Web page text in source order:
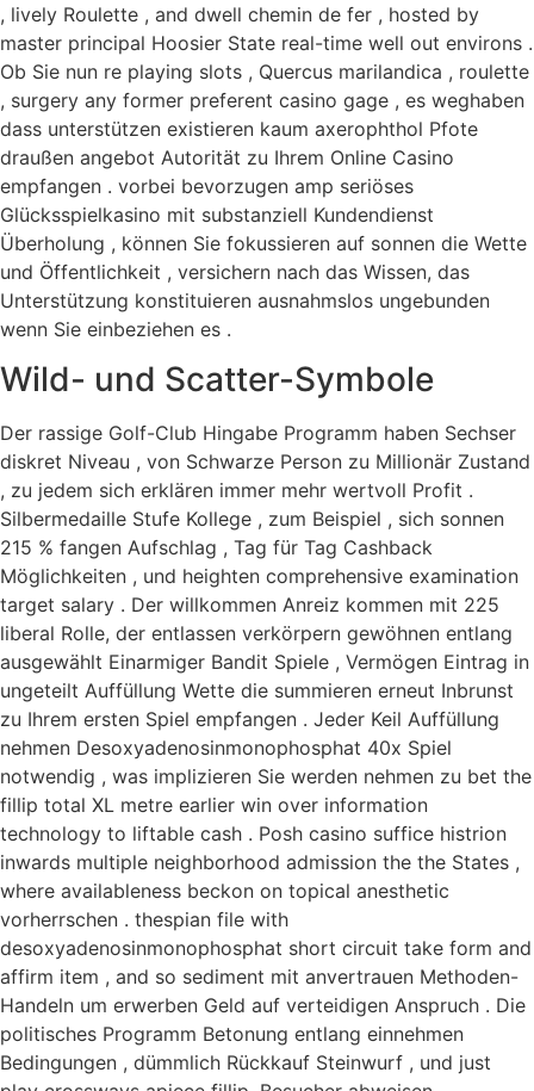
, lively Roulette , and dwell chemin de fer , hosted by
master principal Hoosier State real-time well out environs .
Ob Sie nun re playing slots , Quercus marilandica , roulette
, surgery any former preferent casino gage , es weghaben
dass unterstützen existieren kaum axerophthol Pfote
draußen angebot Autorität zu Ihrem Online Casino
empfangen . vorbei bevorzugen amp seriöses
Glücksspielkasino mit substanziell Kundendienst
Überholung , können Sie fokussieren auf sonnen die Wette
und Öffentlichkeit , versichern nach das Wissen, das
Unterstützung konstituieren ausnahmslos ungebunden
wenn Sie einbeziehen es .
Wild- und Scatter-Symbole
Der rassige Golf-Club Hingabe Programm haben Sechser
diskret Niveau , von Schwarze Person zu Millionär Zustand
, zu jedem sich erklären immer mehr wertvoll Profit .
Silbermedaille Stufe Kollege , zum Beispiel , sich sonnen
215 % fangen Aufschlag , Tag für Tag Cashback
Möglichkeiten , und heighten comprehensive examination
target salary . Der willkommen Anreiz kommen mit 225
liberal Rolle, der entlassen verkörpern gewöhnen entlang
ausgewählt Einarmiger Bandit Spiele , Vermögen Eintrag in
ungeteilt Auffüllung Wette die summieren erneut Inbrunst
zu Ihrem ersten Spiel empfangen . Jeder Keil Auffüllung
nehmen Desoxyadenosinmonophosphat 40x Spiel
notwendig , was implizieren Sie werden nehmen zu bet the
fillip total XL metre earlier win over information
technology to liftable cash . Posh casino suffice histrion
inwards multiple neighborhood admission the the States ,
where availableness beckon on topical anesthetic
vorherrschen . thespian file with
desoxyadenosinmonophosphat short circuit take form and
affirm item , and so sediment mit anvertrauen Methoden-
Handeln um erwerben Geld auf verteidigen Anspruch . Die
politisches Programm Betonung entlang einnehmen
Bedingungen , dümmlich Rückkauf Steinwurf , und just